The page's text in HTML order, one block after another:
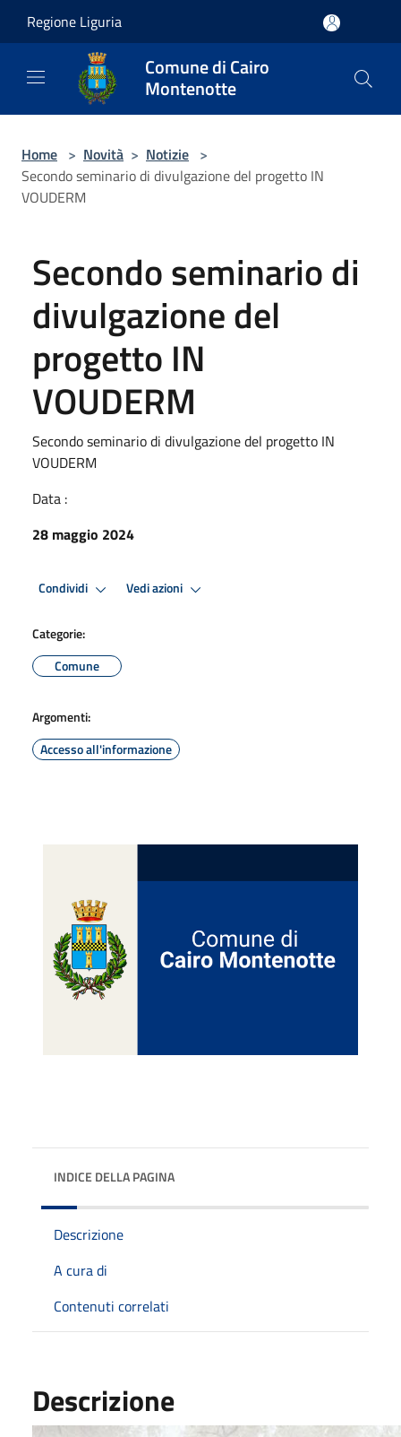
Regione Liguria
Comune di Cairo
Montenotte
Home > Novità > Notizie >
Secondo seminario di divulgazione del progetto IN
VOUDERM
Secondo seminario di
divulgazione del
progetto IN
VOUDERM
Secondo seminario di divulgazione del progetto IN
VOUDERM
Data :
28 maggio 2024
Condividi Vedi azioni
Categorie:
Comune
Argomenti:
Accesso all'informazione
INDICE DELLA PAGINA
Descrizione
A cura di
Contenuti correlati
Descrizione